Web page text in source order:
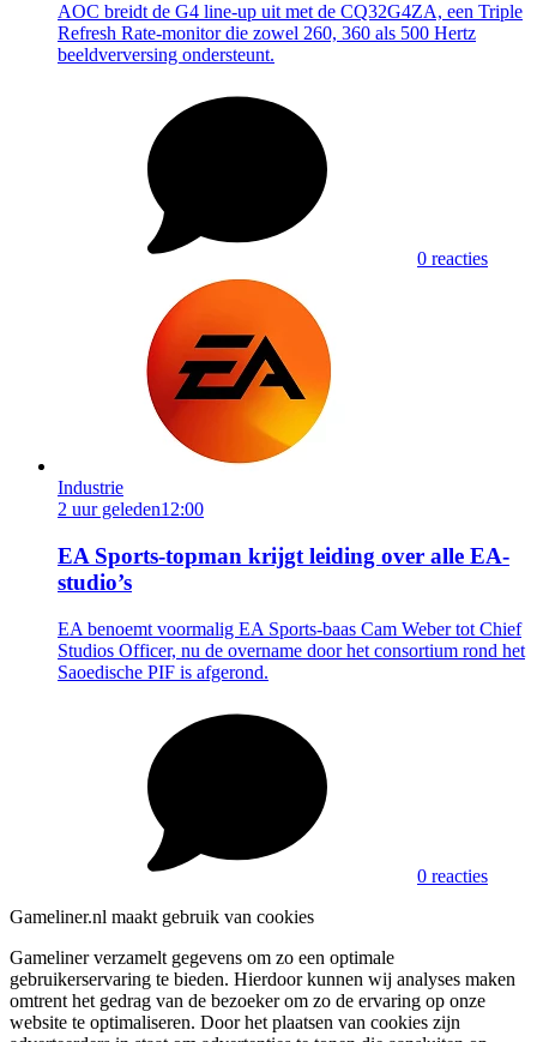
AOC breidt de G4 line-up uit met de CQ32G4ZA, een Triple
Refresh Rate-monitor die zowel 260, 360 als 500 Hertz
beeldverversing ondersteunt.
0 reacties
Industrie
2 uur geleden12:00
EA Sports-topman krijgt leiding over alle EA-
studio’s
EA benoemt voormalig EA Sports-baas Cam Weber tot Chief
Studios Officer, nu de overname door het consortium rond het
Saoedische PIF is afgerond.
0 reacties
Gameliner.nl maakt gebruik van cookies
Gameliner verzamelt gegevens om zo een optimale
gebruikerservaring te bieden. Hierdoor kunnen wij analyses maken
omtrent het gedrag van de bezoeker om zo de ervaring op onze
website te optimaliseren. Door het plaatsen van cookies zijn